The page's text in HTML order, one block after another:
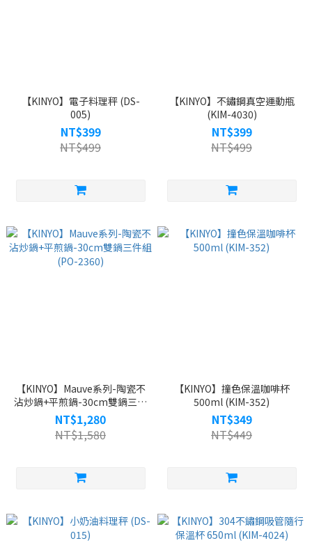
【KINYO】電子料理秤 (DS-
005)
NT$399
NT$499
【KINYO】不鏽鋼真空運動瓶
(KIM-4030)
NT$399
NT$499
【KINYO】Mauve系列-陶瓷不
沾炒鍋+平煎鍋-30cm雙鍋三件
組 (PO-2360)
NT$1,280
NT$1,580
【KINYO】撞色保溫咖啡杯
500ml (KIM-352)
NT$349
NT$449